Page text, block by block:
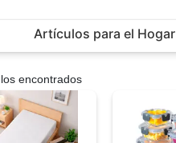
Artículos para el Hogar
encontrados